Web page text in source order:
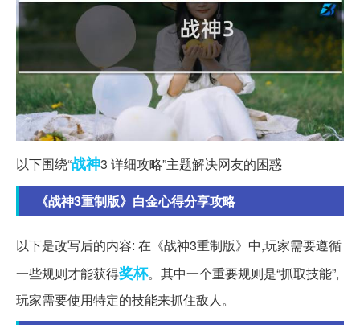
以下围绕“战神3 详细攻略”主题解决网友的困惑
《战神3重制版》白金心得分享攻略
以下是改写后的内容: 在《战神3重制版》中,玩家需要遵循
一些规则才能获得奖杯。其中一个重要规则是“抓取技能”,
玩家需要使用特定的技能来抓住敌人。